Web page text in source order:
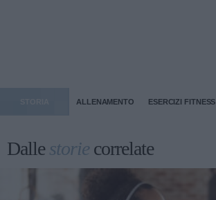
ALLENAMENTO ESERCIZI FITNESS
Dallestorie correlate